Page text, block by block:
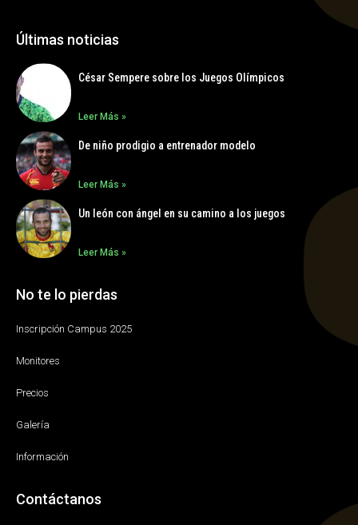
Últimas noticias
César Sempere sobre los Juegos Olímpicos
Leer Más »
De niño prodigio a entrenador modelo
Leer Más »
Un león con ángel en su camino a los juegos
Leer Más »
No te lo pierdas
Inscripción Campus 2025
Monitores
Precios
Galería
Información
Contáctanos